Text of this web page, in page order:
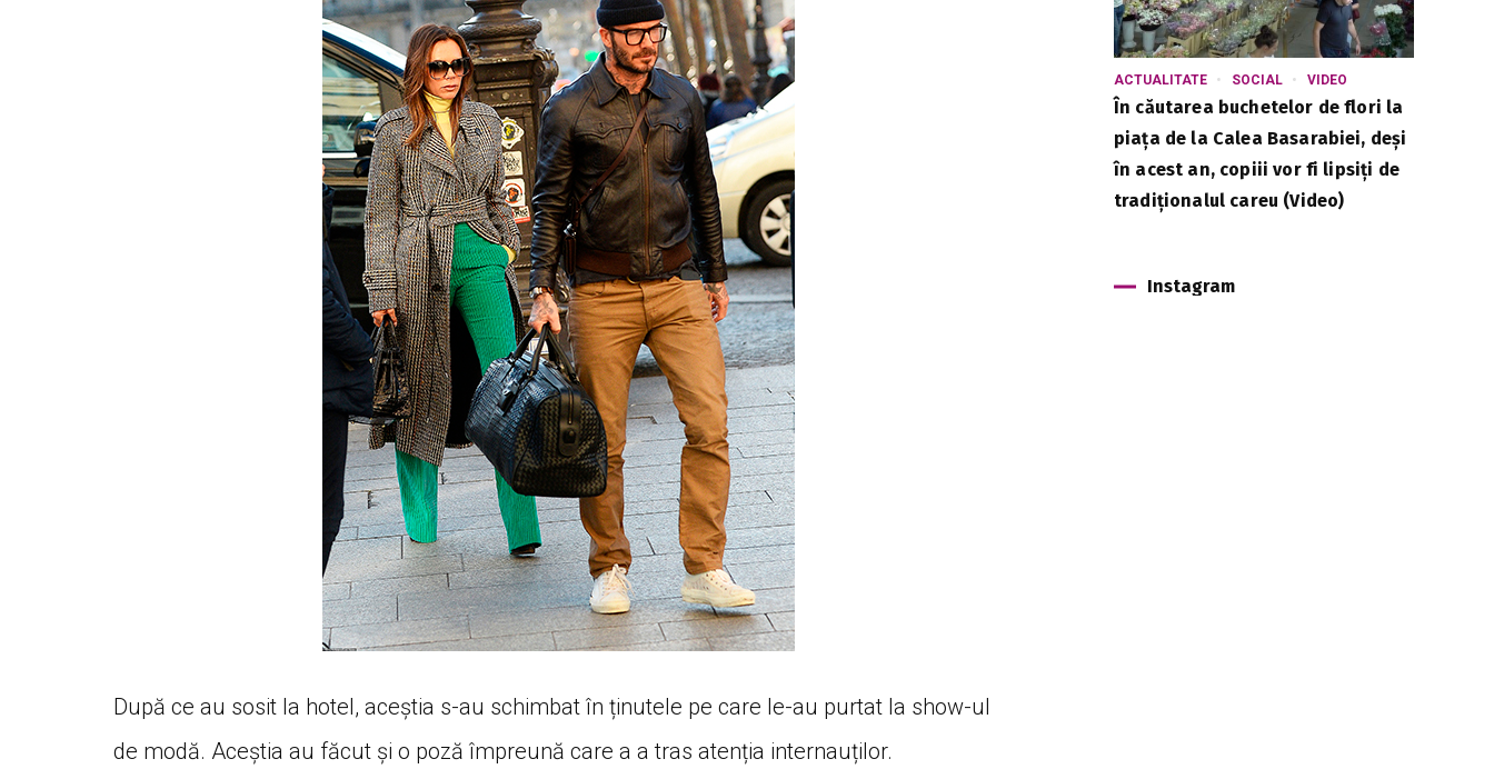
După ce au sosit la hotel, aceștia s-au schimbat în ținutele pe care le-au purtat la show-ul
de modă. Aceștia au făcut și o poză împreună care a a tras atenția internauților.
ACTUALITATE SOCIAL VIDEO
În căutarea buchetelor de flori la
piața de la Calea Basarabiei, deși
în acest an, copiii vor fi lipsiți de
tradiționalul careu (Video)
Instagram